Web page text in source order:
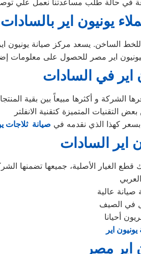
يونيون اير بالسادات
الساخن. يسعد مركز صيانة يونيون
اير في السادات
بسعر كهذا الذي نقدمه في صيانة ثلاجات
اير السادات
قطع الغيار الأصلية، جميعها
اير
اير مصر